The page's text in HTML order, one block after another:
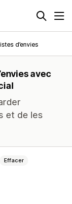
d’envies
avec
et de les
Effacer